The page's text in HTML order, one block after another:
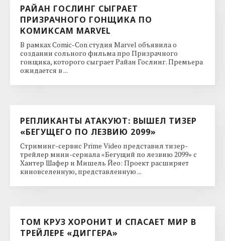
РАЙАН ГОСЛИНГ СЫГРАЕТ
ПРИЗРАЧНОГО ГОНЩИКА ПО
КОМИКСАМ MARVEL
В рамках Comic-Con студия Marvel объявила о
создании сольного фильма про Призрачного
гонщика, которого сыграет Райан Гослинг. Премьера
ожидается в ...
РЕПЛИКАНТЫ АТАКУЮТ: ВЫШЕЛ ТИЗЕР
«БЕГУЩЕГО ПО ЛЕЗВИЮ 2099»
Стриминг-сервис Prime Video представил тизер-
трейлер мини-сериала «Бегущий по лезвию 2099» с
Хантер Шафер и Мишель Йео: Проект расширяет
киновселенную, представленную ...
ТОМ КРУЗ ХОРОНИТ И СПАСАЕТ МИР В
ТРЕЙЛЕРЕ «ДИГГЕРА»